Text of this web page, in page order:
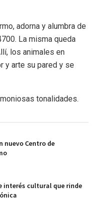
adorna y alumbra de
La misma queda
los animales en
y arte su pared y se
tonalidades.
nuevo Centro de
interés cultural que rinde